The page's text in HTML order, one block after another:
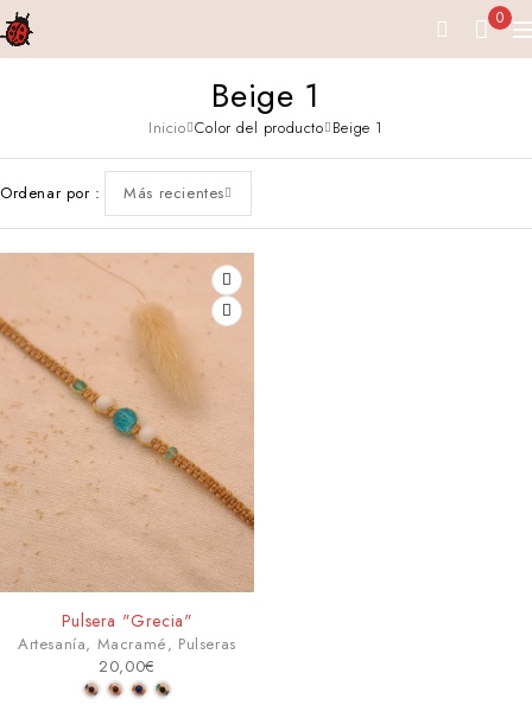
0
Beige 1
Inicio Color del producto Beige 1
Ordenar por Más recientes
Pulsera "Grecia"
Artesanía, Macramé, Pulseras
20,00€